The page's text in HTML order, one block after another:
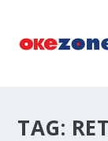
TAG: